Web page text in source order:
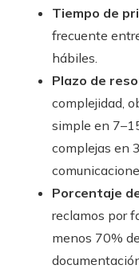
Tiempo de
frecuente
hábiles.
Plazo de
complejidad,
simple en
complejas en
Porcentaje
reclamos por
menos 70%